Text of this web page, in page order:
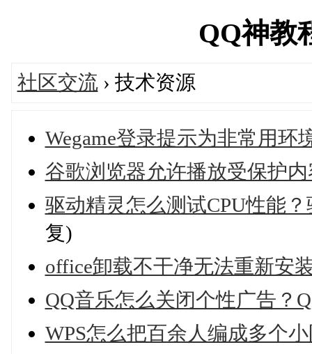
QQ神教
社区交流› 技术资源
Wegame登录提示为非常用环
谷歌浏览器允许播放受保护
驱动精灵怎么测试CPU性能
复)
office卸载不干净无法重新安
QQ音乐怎么关闭个性广告？
WPS怎么把百余人编成多个